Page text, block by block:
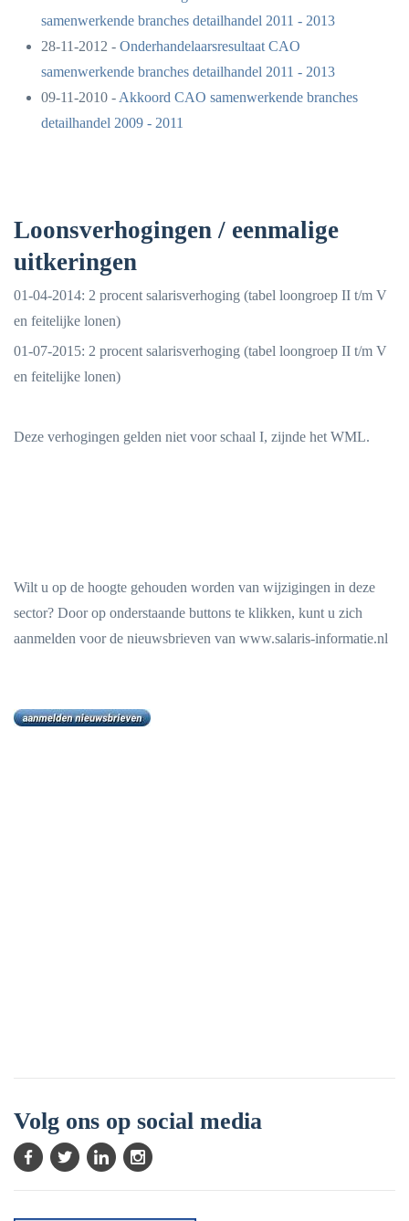
samenwerkende branches detailhandel 2011 - 2013
28-11-2012 - Onderhandelaarsresultaat CAO
samenwerkende branches detailhandel 2011 - 2013
09-11-2010 - Akkoord CAO samenwerkende branches
detailhandel 2009 - 2011
Loonsverhogingen / eenmalige
uitkeringen
01-04-2014: 2 procent salarisverhoging (tabel loongroep II t/m V
en feitelijke lonen)
01-07-2015: 2 procent salarisverhoging (tabel loongroep II t/m V
en feitelijke lonen)
Deze verhogingen gelden niet voor schaal I, zijnde het WML.
Wilt u op de hoogte gehouden worden van wijzigingen in deze
sector? Door op onderstaande buttons te klikken, kunt u zich
aanmelden voor de nieuwsbrieven van www.salaris-informatie.nl
Volg ons op social media